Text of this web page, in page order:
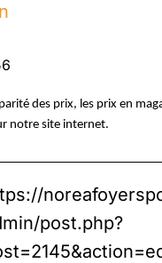
des prix, les prix en
notre site internet.
post.php?